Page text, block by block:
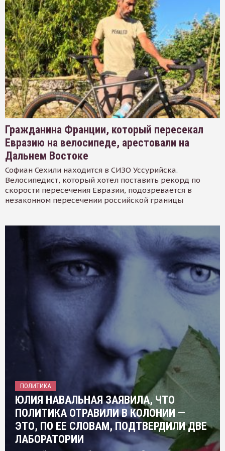
Гражданина Франции, который пересекал
Евразию на велосипеде, арестовали на
Дальнем Востоке
Софиан Сехили находится в СИЗО Уссурийска.
Велосипедист, который хотел поставить рекорд по
скорости пересечения Евразии, подозревается в
незаконном пересечении российской границы
ПОЛИТИКА
ЮЛИЯ НАВАЛЬНАЯ ЗАЯВИЛА, ЧТО
ПОЛИТИКА ОТРАВИЛИ В КОЛОНИИ —
ЭТО, ПО ЕЕ СЛОВАМ, ПОДТВЕРДИЛИ ДВЕ
ЛАБОРАТОРИИ